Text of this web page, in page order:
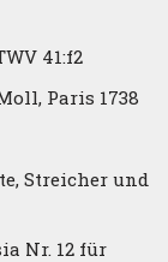
41:f2
Paris 1738
Streicher und
Nr. 12 für